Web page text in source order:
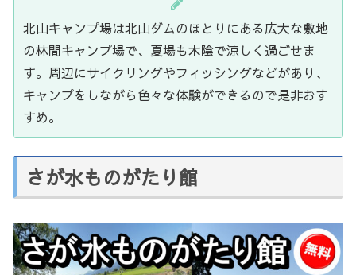
北山キャンプ場は北山ダムのほとりにある広大な敷地
の林間キャンプ場で、夏場も木陰で涼しく過ごせま
す。周辺にサイクリングやフィッシングなどがあり、
キャンプをしながら色々な体験ができるので是非おす
すめ。
さが水ものがたり館